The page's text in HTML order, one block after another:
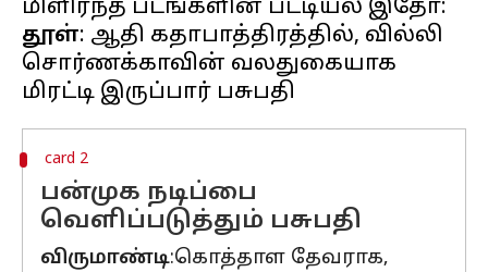
தூள்: ஆதி கதாபாத்திரத்தில், வில்லி
சொர்ணக்காவின் வலதுகையாக
card 2
பன்முக நடிப்பை
வெளிப்படுத்தும் பசுபதி
விருமாண்டி:கொத்தாள தேவராக,